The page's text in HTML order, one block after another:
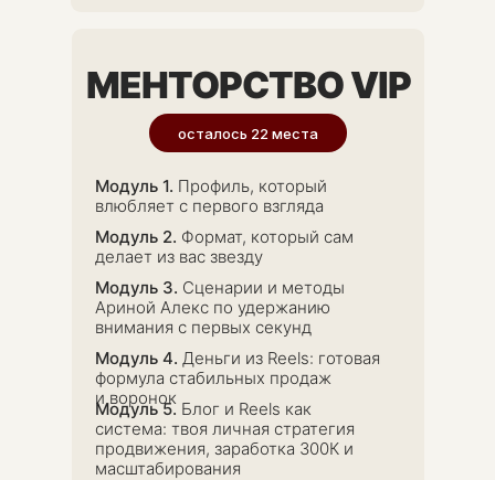
МЕНТОРСТВО VIP
Модуль 1. Профиль, который
влюбляет с первого взгляда
Модуль 2. Формат, который сам
делает из вас звезду
Модуль 3. Сценарии и методы
Ариной Алекс по удержанию
внимания с первых секунд
Модуль 4. Деньги из Reels: готовая
формула стабильных продаж
и воронок
Модуль 5. Блог и Reels как
система: твоя личная стратегия
продвижения, заработка 300К и
масштабирования
осталось 22 места
ИП Трофимова А. А. ИНН
321280100018640
easy4marketing@yandex.ru
Политика обработки персональных данных
Согласие на обработку файлов cookie
Договор оферты
Пользовательское соглашение